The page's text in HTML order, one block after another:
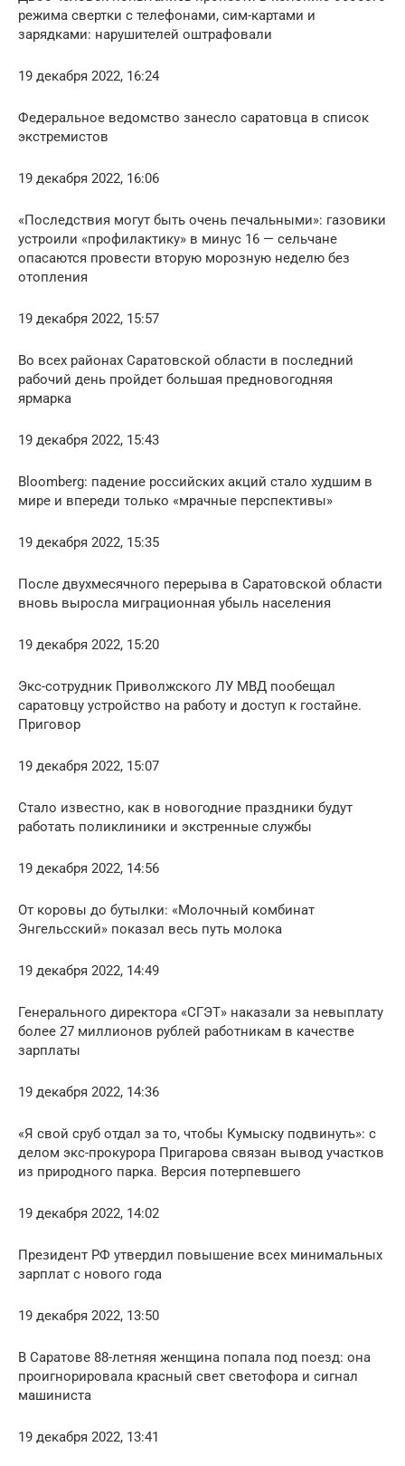
режима свертки с телефонами, сим-картами и
зарядками: нарушителей оштрафовали
19 декабря 2022, 16:24
Федеральное ведомство занесло саратовца в список
экстремистов
19 декабря 2022, 16:06
«Последствия могут быть очень печальными»: газовики
устроили «профилактику» в минус 16 — сельчане
опасаются провести вторую морозную неделю без
отопления
19 декабря 2022, 15:57
Во всех районах Саратовской области в последний
рабочий день пройдет большая предновогодняя
ярмарка
19 декабря 2022, 15:43
Bloomberg: падение российских акций стало худшим в
мире и впереди только «мрачные перспективы»
19 декабря 2022, 15:35
После двухмесячного перерыва в Саратовской области
вновь выросла миграционная убыль населения
19 декабря 2022, 15:20
Экс-сотрудник Приволжского ЛУ МВД пообещал
саратовцу устройство на работу и доступ к гостайне.
Приговор
19 декабря 2022, 15:07
Стало известно, как в новогодние праздники будут
работать поликлиники и экстренные службы
19 декабря 2022, 14:56
От коровы до бутылки: «Молочный комбинат
Энгельсский» показал весь путь молока
19 декабря 2022, 14:49
Генерального директора «СГЭТ» наказали за невыплату
более 27 миллионов рублей работникам в качестве
зарплаты
19 декабря 2022, 14:36
«Я свой сруб отдал за то, чтобы Кумыску подвинуть»: с
делом экс-прокурора Пригарова связан вывод участков
из природного парка. Версия потерпевшего
19 декабря 2022, 14:02
Президент РФ утвердил повышение всех минимальных
зарплат с нового года
19 декабря 2022, 13:50
В Саратове 88-летняя женщина попала под поезд: она
проигнорировала красный свет светофора и сигнал
машиниста
19 декабря 2022, 13:41